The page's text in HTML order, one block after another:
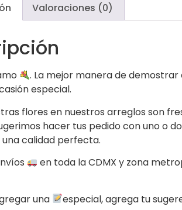
Valoraciones (0)
. La mejor manera de
especial.
flores en nuestros arreglos son
hacer tus pedido con uno o
calidad perfecta.
en toda la CDMX y zona
una
especial, agrega tu